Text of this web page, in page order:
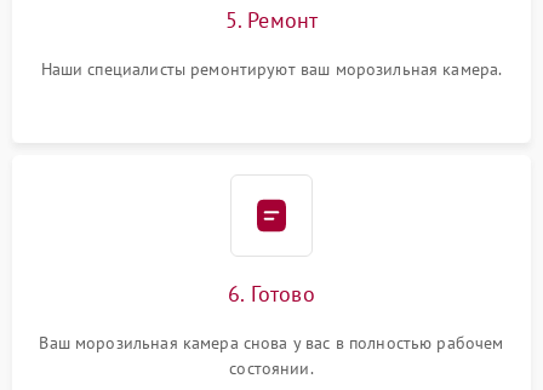
5. Ремонт
Наши специалисты ремонтируют ваш морозильная камера.
6. Готово
Ваш морозильная камера снова у вас в полностью рабочем
состоянии.